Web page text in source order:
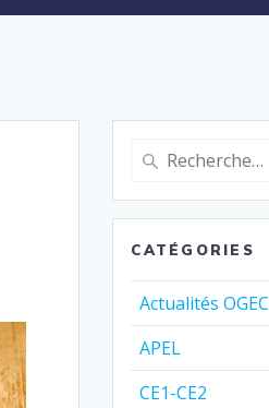
CATÉGORIES
Actualités OGEC
APEL
CE1-CE2